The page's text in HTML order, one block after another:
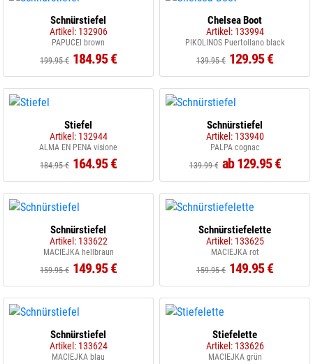
Schnürstiefel
Artikel: 132906
PAPUCEI brown
199.95 € 184.95 €
Chelsea Boot
Artikel: 133994
PIKOLINOS Puertollano black
139.95 € 129.95 €
Stiefel
Artikel: 132944
ALMA EN PENA visione
184.95 € 164.95 €
Schnürstiefel
Artikel: 133940
PALPA cognac
139.99 € ab 129.95 €
Schnürstiefel
Artikel: 133622
MACIEJKA hellbraun
159.95 € 149.95 €
Schnürstiefelette
Artikel: 133625
MACIEJKA rot
159.95 € 149.95 €
Schnürstiefel
Artikel: 133624
MACIEJKA blau
Stiefelette
Artikel: 133626
MACIEJKA grün